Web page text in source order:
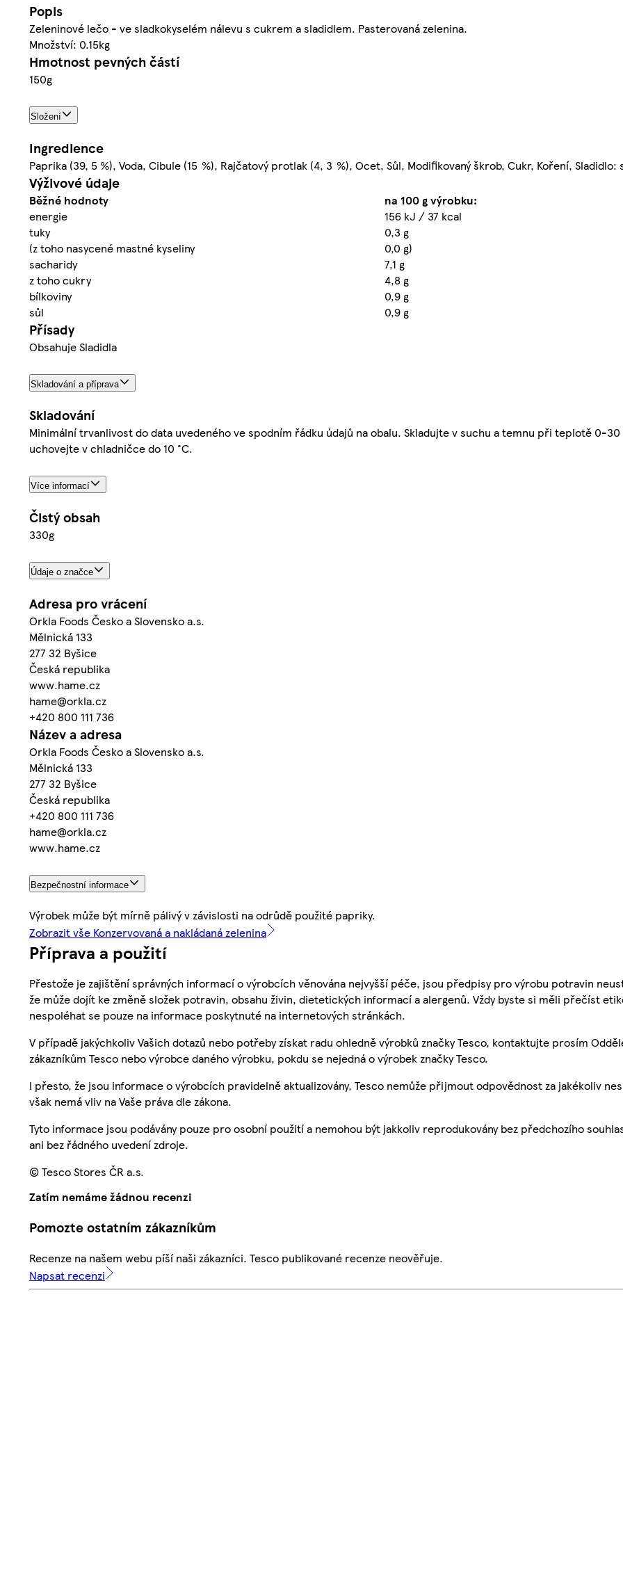
Popis
Zeleninové lečo - ve sladkokyselém nálevu s cukrem a sladidlem. Pasterovaná zelenina.
Množství: 0.15kg
Hmotnost pevných částí
150g
Složení
Ingredience
Paprika (39, 5 %), Voda, Cibule (15 %), Rajčatový protlak (4, 3 %), Ocet, Sůl, Modifikovaný škrob, Cukr, Koření, Sladidlo:
Výživové údaje
Běžné hodnoty
na 100 g výrobku:
energie
156 kJ / 37 kcal
tuky
0,3 g
(z toho nasycené mastné kyseliny
0,0 g)
sacharidy
7,1 g
z toho cukry
4,8 g
bílkoviny
0,9 g
sůl
0,9 g
Přísady
Obsahuje Sladidla
Skladování a příprava
Skladování
Minimální trvanlivost do data uvedeného ve spodním řádku údajů na obalu. Skladujte v suchu a temnu při teplotě 0-30
uchovejte v chladničce do 10 °C.
Více informací
Čistý obsah
330g
Údaje o značce
Adresa pro vrácení
Orkla Foods Česko a Slovensko a.s.
Mělnická 133
277 32 Byšice
Česká republika
www.hame.cz
hame@orkla.cz
+420 800 111 736
Název a adresa
Orkla Foods Česko a Slovensko a.s.
Mělnická 133
277 32 Byšice
Česká republika
+420 800 111 736
hame@orkla.cz
www.hame.cz
Bezpečnostní informace
Výrobek může být mírně pálivý v závislosti na odrůdě použité papriky.
Zobrazit vše Konzervovaná a nakládaná zelenina
Příprava a použití
Přestože je zajištění správných informací o výrobcích věnována nejvyšší péče, jsou předpisy pro výrobu potravin
že může dojít ke změně složek potravin, obsahu živin, dietetických informací a alergenů. Vždy byste si měli přečíst
nespoléhat se pouze na informace poskytnuté na internetových stránkách.
V případě jakýchkoliv Vašich dotazů nebo potřeby získat radu ohledně výrobků značky Tesco, kontaktujte prosím
zákazníkům Tesco nebo výrobce daného výrobku, pokdu se nejedná o výrobek značky Tesco.
I přesto, že jsou informace o výrobcích pravidelně aktualizovány, Tesco nemůže přijmout odpovědnost za jakékoliv
však nemá vliv na Vaše práva dle zákona.
Tyto informace jsou podávány pouze pro osobní použití a nemohou být jakkoliv reprodukovány bez předchozího
ani bez řádného uvedení zdroje.
© Tesco Stores ČR a.s.
Zatím nemáme žádnou recenzi
Pomozte ostatním zákazníkům
Recenze na našem webu píší naši zákazníci. Tesco publikované recenze neověřuje.
Napsat recenzi